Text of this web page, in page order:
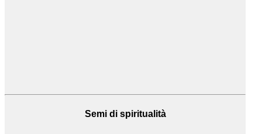
Semi di spiritualità